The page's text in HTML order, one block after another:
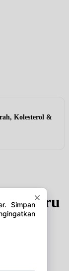
Kolesterol &
terbaru